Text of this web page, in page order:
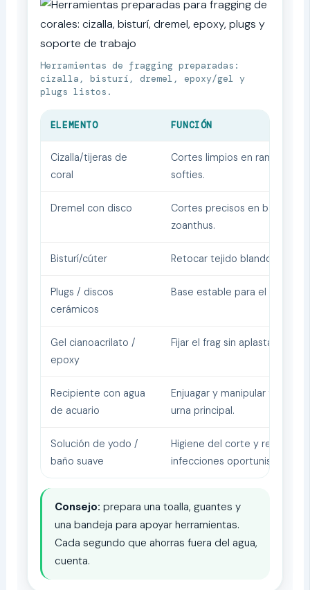
Herramientas de fragging preparadas:
cizalla, bisturí, dremel, epoxy/gel y
plugs listos.
ELEMENTO FUNCIÓN
Cizalla/tijeras de
coral
Cortes limpios en ramas de
softies.
Dremel con disco
Cortes precisos en bases de
zoanthus.
Bisturí/cúter Retocar tejido blando y
Plugs / discos
cerámicos
Base estable para el nuevo
Gel cianoacrilato /
epoxy
Fijar el frag sin aplastar tejido
Recipiente con agua
de acuario
Enjuagar y manipular frags
urna principal.
Solución de yodo /
baño suave
Higiene del corte y
infecciones oportunistas.
Consejo: prepara una toalla, guantes y
una bandeja para apoyar herramientas.
Cada segundo que ahorras fuera del agua,
cuenta.